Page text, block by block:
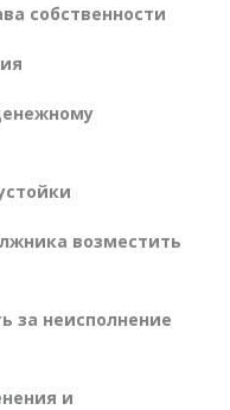
собственности
возместить
за неисполнение
и